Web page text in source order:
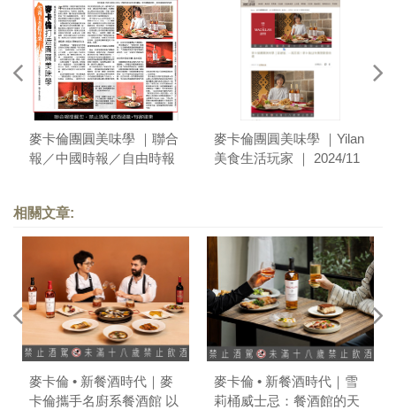
麥卡倫團圓美味學 ｜聯合
報／中國時報／自由時報
麥卡倫團圓美味學 ｜Yilan
美食生活玩家 ｜ 2024/11
相關文章:
麥卡倫 • 新餐酒時代｜麥
卡倫攜手名廚系餐酒館 以
麥卡倫 • 新餐酒時代｜雪
莉桶威士忌：餐酒館的天